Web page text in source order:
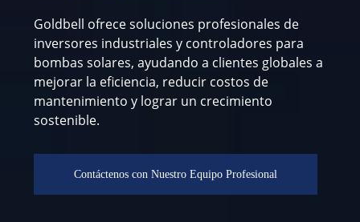
Goldbell ofrece soluciones profesionales de
inversores industriales y controladores para
bombas solares, ayudando a clientes globales a
mejorar la eficiencia, reducir costos de
mantenimiento y lograr un crecimiento
sostenible.
Contáctenos con Nuestro Equipo Profesional